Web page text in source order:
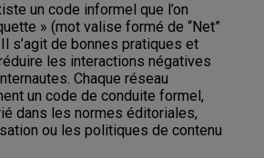
un code informel que l’on
» (mot valise formé de “Net”
Il s’agit de bonnes pratiques et
les interactions négatives
Chaque réseau
un code de conduite formel,
dans les normes éditoriales,
ou les politiques de contenu